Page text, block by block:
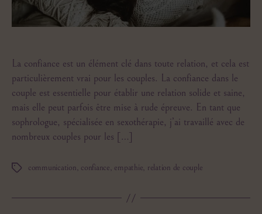
La confiance est un élément clé dans toute relation, et cela est
particulièrement vrai pour les couples. La confiance dans le
couple est essentielle pour établir une relation solide et saine,
mais elle peut parfois être mise à rude épreuve. En tant que
sophrologue, spécialisée en sexothérapie, j’ai travaillé avec de
nombreux couples pour les […]
Étiquettescommunication, confiance, empathie, relation de couple